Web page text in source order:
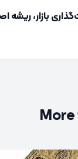
بازار، ریشه